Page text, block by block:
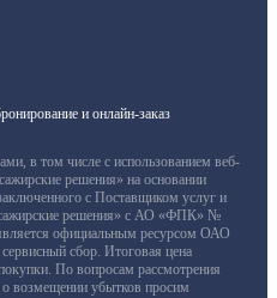
и онлайн-заказ
в том числе с использованием веб-
решения» на основании
с Поставщиком услуг и
решения» с АО «ФПК» №
официальным ресурсом ОАО
сбор. Итоговая цена
По вопросам рассмотрения
возмещении убытков просим